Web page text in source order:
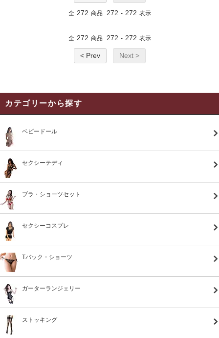
全 272 商品 272 - 272 表示
全 272 商品 272 - 272 表示
< Prev Next >
カテゴリーから探す
ベビードール
セクシーテディ
ブラ・ショーツセット
セクシーコスプレ
Tバック・ショーツ
ガーターランジェリー
ストッキング